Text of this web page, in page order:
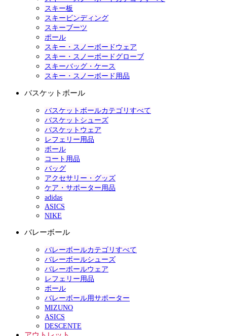
スキー板
スキービンディング
スキーブーツ
ポール
スキー・スノーボードウェア
スキー・スノーボードグローブ
スキーバッグ・ケース
スキー・スノーボード用品
バスケットボール
バスケットボールカテゴリすべて
バスケットシューズ
バスケットウェア
レフェリー用品
ボール
コート用品
バッグ
アクセサリー・グッズ
ケア・サポーター用品
adidas
ASICS
NIKE
バレーボール
バレーボールカテゴリすべて
バレーボールシューズ
バレーボールウェア
レフェリー用品
ボール
バレーボール用サポーター
MIZUNO
ASICS
DESCENTE